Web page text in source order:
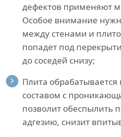
дефектов применяют
Особое внимание
между стенами и
попадет под
до соседей снизу;
Плита
составом с
позволит обеспылить
адгезию, снизит